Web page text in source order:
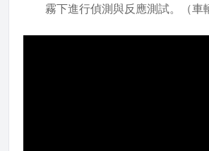
霧下進行偵測與反應測試。（車